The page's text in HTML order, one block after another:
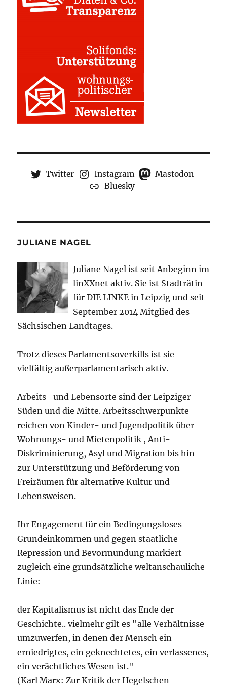
Twitter Instagram
Mastodon
Bluesky
JULIANE NAGEL
Juliane Nagel ist seit Anbeginn im
linXXnet aktiv. Sie ist Stadträtin
für DIE LINKE in Leipzig und seit
September 2014 Mitglied des
Sächsischen Landtages.
Trotz dieses Parlamentsoverkills ist sie
vielfältig außerparlamentarisch aktiv.
Arbeits- und Lebensorte sind der Leipziger
Süden und die Mitte. Arbeitsschwerpunkte
reichen von Kinder- und Jugendpolitik über
Wohnungs- und Mietenpolitik , Anti-
Diskriminierung, Asyl und Migration bis hin
zur Unterstützung und Beförderung von
Freiräumen für alternative Kultur und
Lebensweisen.
Ihr Engagement für ein Bedingungsloses
Grundeinkommen und gegen staatliche
Repression und Bevormundung markiert
zugleich eine grundsätzliche weltanschauliche
Linie:
der Kapitalismus ist nicht das Ende der
Geschichte.. vielmehr gilt es "alle Verhältnisse
umzuwerfen, in denen der Mensch ein
erniedrigtes, ein geknechtetes, ein verlassenes,
ein verächtliches Wesen ist."
(Karl Marx: Zur Kritik der Hegelschen